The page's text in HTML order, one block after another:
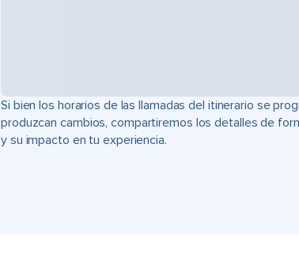
Si bien los horarios de las llamadas del itinerario se
produzcan cambios, compartiremos los detalles de
y su impacto en tu experiencia.